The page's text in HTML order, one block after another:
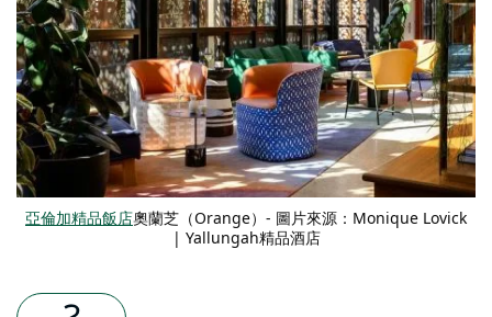
亞倫加精品飯店奧蘭芝（Orange）- 圖片來源：Monique Lovick
| Yallungah精品酒店